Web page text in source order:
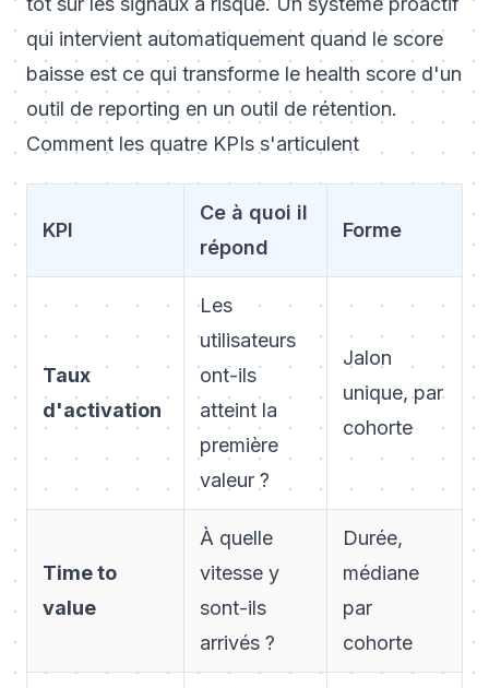
qui intervient automatiquement quand le score
baisse est ce qui transforme le health score d'un
outil de reporting en un outil de rétention.
Comment les quatre KPIs s'articulent
KPI
Ce à quoi il
répond
Forme
Taux
d'activation
Les
utilisateurs
ont-ils
atteint la
première
valeur ?
Jalon
unique, par
cohorte
Time to
value
À quelle
vitesse y
sont-ils
arrivés ?
Durée,
médiane
par
cohorte